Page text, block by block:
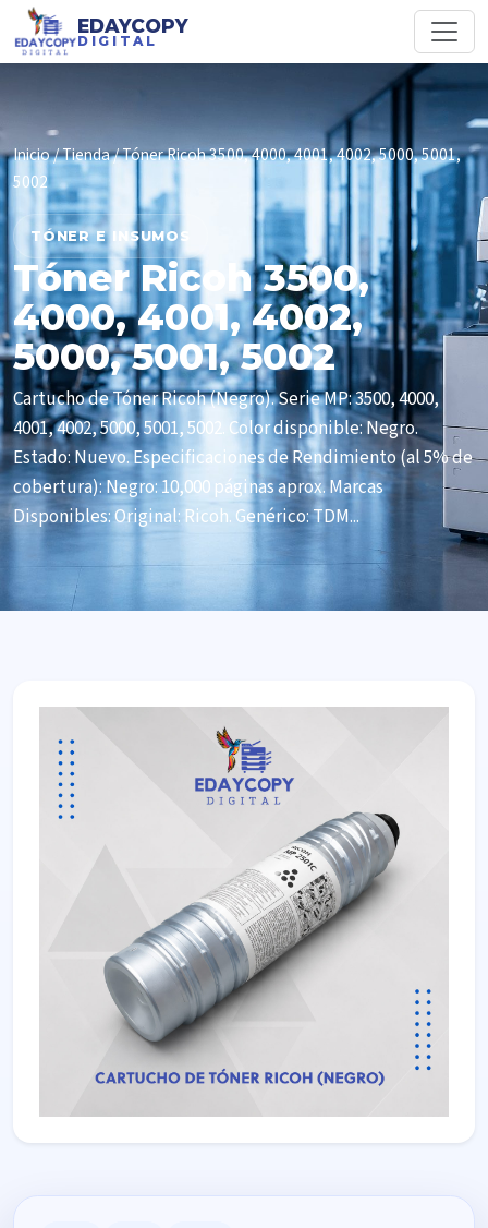
EDAYCOPY
DIGITAL
Inicio/Tienda/ Tóner Ricoh 3500, 4000, 4001, 4002, 5000, 5001,
5002
TÓNER E INSUMOS
Tóner Ricoh 3500,
4000, 4001, 4002,
5000, 5001, 5002
Cartucho de Tóner Ricoh (Negro). Serie MP: 3500, 4000,
4001, 4002, 5000, 5001, 5002. Color disponible: Negro.
Estado: Nuevo. Especificaciones de Rendimiento (al 5% de
cobertura): Negro: 10,000 páginas aprox. Marcas
Disponibles: Original: Ricoh. Genérico: TDM...